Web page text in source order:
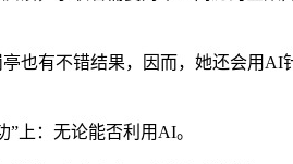
有不错结果，因而，她还会用AI
上：无论能否利用AI。